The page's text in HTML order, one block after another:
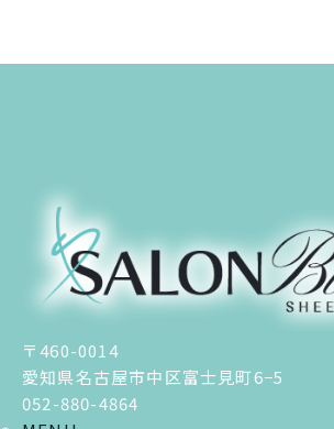
〒460-0014
愛知県名古屋市中区富士見町6−5
052-880-4864